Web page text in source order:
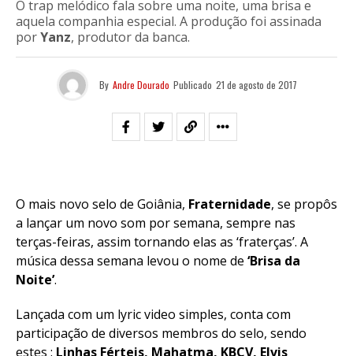
O trap melódico fala sobre uma noite, uma brisa e
aquela companhia especial. A produção foi assinada
porYanz, produtor da banca.
By Andre Dourado Publicado 21 de agosto de 2017
O mais novo selo de Goiânia, Fraternidade, se propôs
a lançar um novo som por semana, sempre nas
terças-feiras, assim tornando elas as ‘fraterças’. A
música dessa semana levou o nome de ‘Brisa da
Noite’.
Lançada com um lyric video simples, conta com
participação de diversos membros do selo, sendo
estes : Linhas Férteis, Mahatma, KBÇV, Elvis